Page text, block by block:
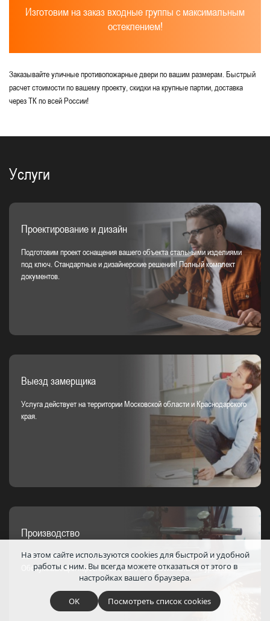
Изготовим на заказ входные группы с максимальным
остеклением!
Заказывайте уличные противопожарные двери по вашим размерам. Быстрый
расчет стоимости по вашему проекту, скидки на крупные партии, доставка
через ТК по всей России!
Услуги
Проектирование и дизайн
Подготовим проект оснащения вашего объекта стальными изделиями
под ключ. Стандартные и дизайнерские решения! Полный комплект
документов.
Выезд замерщика
Услуга действует на территории Московской области и Краснодарского
края.
Производство
Собственная технологическая база. Современное оборудование.
Обслуживающий персонал высокого профессионального уровня.
На этом сайте используются cookies для быстрой и удобной
работы с ним. Вы всегда можете отказаться от этого в
настройках вашего браузера.
OK Посмотреть список cookies